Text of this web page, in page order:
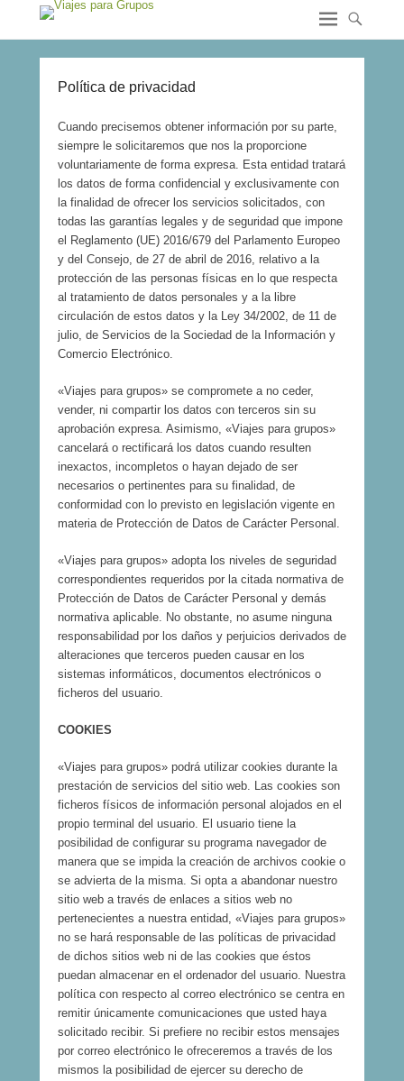
Política de privacidad
Cuando precisemos obtener información por su parte,
siempre le solicitaremos que nos la proporcione
voluntariamente de forma expresa. Esta entidad tratará
los datos de forma confidencial y exclusivamente con
la finalidad de ofrecer los servicios solicitados, con
todas las garantías legales y de seguridad que impone
el Reglamento (UE) 2016/679 del Parlamento Europeo
y del Consejo, de 27 de abril de 2016, relativo a la
protección de las personas físicas en lo que respecta
al tratamiento de datos personales y a la libre
circulación de estos datos y la Ley 34/2002, de 11 de
julio, de Servicios de la Sociedad de la Información y
Comercio Electrónico.
«Viajes para grupos» se compromete a no ceder,
vender, ni compartir los datos con terceros sin su
aprobación expresa. Asimismo, «Viajes para grupos»
cancelará o rectificará los datos cuando resulten
inexactos, incompletos o hayan dejado de ser
necesarios o pertinentes para su finalidad, de
conformidad con lo previsto en legislación vigente en
materia de Protección de Datos de Carácter Personal.
«Viajes para grupos» adopta los niveles de seguridad
correspondientes requeridos por la citada normativa de
Protección de Datos de Carácter Personal y demás
normativa aplicable. No obstante, no asume ninguna
responsabilidad por los daños y perjuicios derivados de
alteraciones que terceros pueden causar en los
sistemas informáticos, documentos electrónicos o
ficheros del usuario.
COOKIES
«Viajes para grupos» podrá utilizar cookies durante la
prestación de servicios del sitio web. Las cookies son
ficheros físicos de información personal alojados en el
propio terminal del usuario. El usuario tiene la
posibilidad de configurar su programa navegador de
manera que se impida la creación de archivos cookie o
se advierta de la misma. Si opta a abandonar nuestro
sitio web a través de enlaces a sitios web no
pertenecientes a nuestra entidad, «Viajes para grupos»
no se hará responsable de las políticas de privacidad
de dichos sitios web ni de las cookies que éstos
puedan almacenar en el ordenador del usuario. Nuestra
política con respecto al correo electrónico se centra en
remitir únicamente comunicaciones que usted haya
solicitado recibir. Si prefiere no recibir estos mensajes
por correo electrónico le ofreceremos a través de los
mismos la posibilidad de ejercer su derecho de